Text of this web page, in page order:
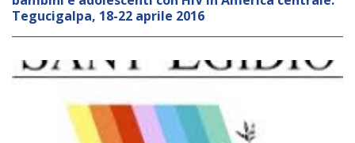
Bandi
Borse di studio
Tegucigalpa, 18-22 aprile 2016